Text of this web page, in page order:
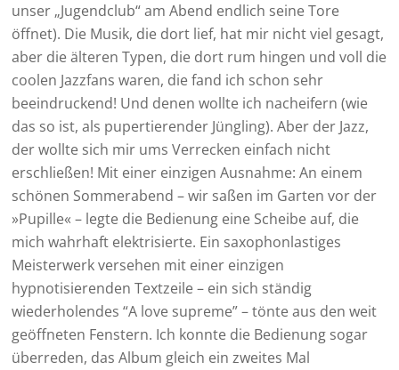
unser „Jugendclub“ am Abend endlich seine Tore
öffnet). Die Musik, die dort lief, hat mir nicht viel gesagt,
aber die älteren Typen, die dort rum hingen und voll die
coolen Jazzfans waren, die fand ich schon sehr
beeindruckend! Und denen wollte ich nacheifern (wie
das so ist, als pupertierender Jüngling). Aber der Jazz,
der wollte sich mir ums Verrecken einfach nicht
erschließen! Mit einer einzigen Ausnahme: An einem
schönen Sommerabend – wir saßen im Garten vor der
»Pupille« – legte die Bedienung eine Scheibe auf, die
mich wahrhaft elektrisierte. Ein saxophonlastiges
Meisterwerk versehen mit einer einzigen
hypnotisierenden Textzeile – ein sich ständig
wiederholendes “A love supreme” – tönte aus den weit
geöffneten Fenstern. Ich konnte die Bedienung sogar
überreden, das Album gleich ein zweites Mal